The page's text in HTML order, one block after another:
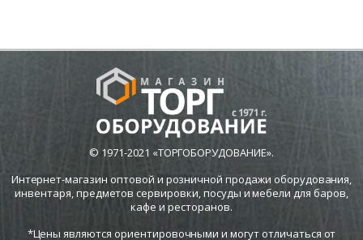
© 1971-2021 «ТОРГОБОРУДОВАНИЕ».
Интернет-магазин оптовой и розничной продажи оборудования,
инвентаря, предметов сервировки, посуды и мебели для баров,
кафе и ресторанов.
*Цены являются ориентировочными и могут отличаться от